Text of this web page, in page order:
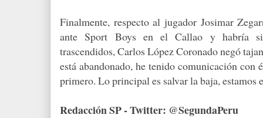
Finalmente, respecto al jugador Josimar
ante Sport Boys en el Callao y habría
trascendidos, Carlos López Coronado negó
está abandonado, he tenido comunicación
primero. Lo principal es salvar la baja, estamos
Redacción SP - Twitter: @SegundaPeru